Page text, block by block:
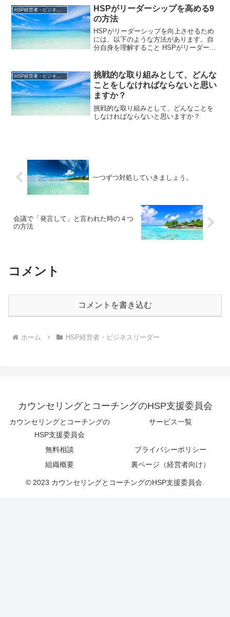
HSP経営者・ビジネスリーダー
HSPがリーダーシップを高める9
の方法
HSPがリーダーシップを向上させるため
には、以下のような方法があります。自
分自身を理解すること HSPがリーダーシ
どのような性格であるか、どのような強
みや弱みがあるかを...
HSP経営者・ビジネスリーダー
挑戦的な取り組みとして、どんな
ことをしなければならないと思い
ますか？
挑戦的な取り組みとして、どんなことを
しなければならないと思いますか？
一つずつ対処していきましょう。
会議で「発言して」と言われた時の４つ
の方法
コメント
コメントを書き込む
ホーム HSP経営者・ビジネスリーダー
カウンセリングとコーチングのHSP支援委員会
カウンセリングとコーチングの
HSP支援委員会
サービス一覧
無料相談
プライバシーポリシー
組織概要
裏ページ（経営者向け）
© 2023 カウンセリングとコーチングのHSP支援委員会.